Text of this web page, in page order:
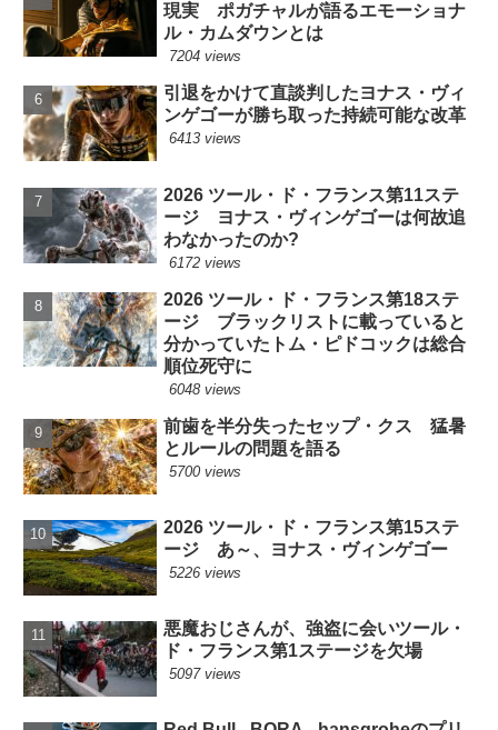
現実 ポガチャルが語るエモーショナ
ル・カムダウンとは
7204 views
引退をかけて直談判したヨナス・ヴィ
ンゲゴーが勝ち取った持続可能な改革
6413 views
2026 ツール・ド・フランス第11ステ
ージ ヨナス・ヴィンゲゴーは何故追
わなかったのか?
6172 views
2026 ツール・ド・フランス第18ステ
ージ ブラックリストに載っていると
分かっていたトム・ピドコックは総合
順位死守に
6048 views
前歯を半分失ったセップ・クス 猛暑
とルールの問題を語る
5700 views
2026 ツール・ド・フランス第15ステ
ージ あ～、ヨナス・ヴィンゲゴー
5226 views
悪魔おじさんが、強盗に会いツール・
ド・フランス第1ステージを欠場
5097 views